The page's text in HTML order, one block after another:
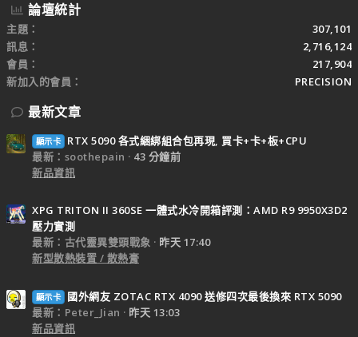
論壇統計
主題
307,101
訊息
2,716,124
會員
217,904
新加入的會員
PRECISION
最新文章
顯示卡
RTX 5090 各式綑綁組合包再現, 買卡+卡+板+CPU
最新：soothepain
43 分鐘前
新品資訊
XPG TRITON II 360SE 一體式水冷開箱評測：AMD R9 9950X3D2
壓力實測
最新：古代靈異雙頭戰象
昨天 17:40
新型散熱裝置 / 散熱膏
顯示卡
國外網友 ZOTAC RTX 4090 送修四次最後換來 RTX 5090
最新：Peter_Jian
昨天 13:03
新品資訊